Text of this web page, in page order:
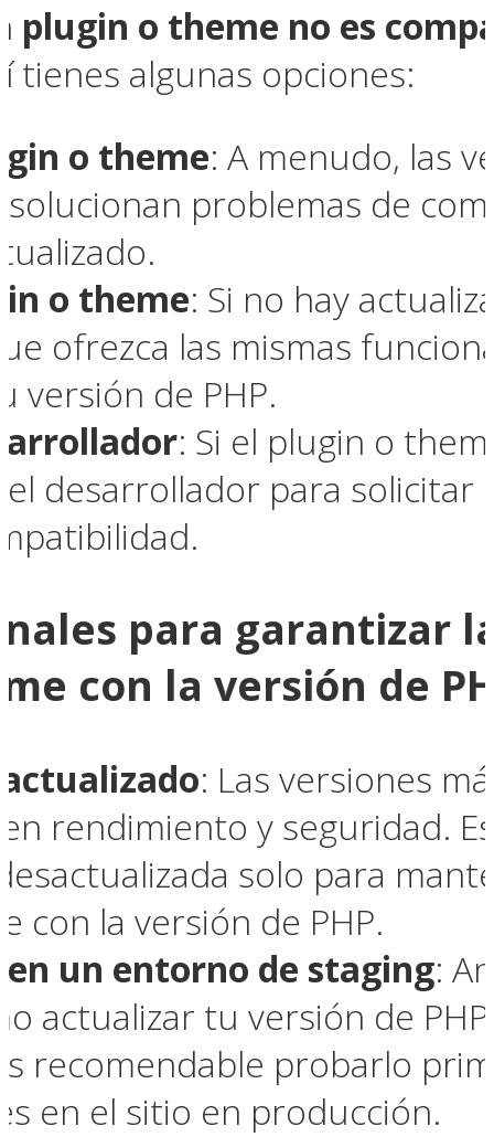
plugin o theme no es
algunas opciones:
o theme: A menudo, las
problemas de
o theme: Si no hay
ofrezca las mismas
versión de PHP.
: Si el plugin o
desarrollador para solicitar
para garantizar
con la versión de
: Las versiones
rendimiento y seguridad.
solo para
con la versión de PHP.
un entorno de staging:
actualizar tu versión de
recomendable probarlo
en el sitio en producción.